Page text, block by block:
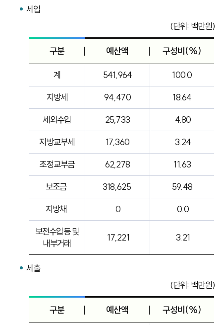
세입
(단위: 백만원)
구분 예산액 구성비(%)
계 541,964 100.0
지방세 94,470 18.64
세외수입 25,733 4.80
지방교부세 17,360 3.24
조정교부금 62,278 11.63
보조금 318,625 59.48
지방채 0 0.0
보전수입등 및
내부거래
17,221 3.21
세출
(단위: 백만원)
구분 예산액 구성비(%)